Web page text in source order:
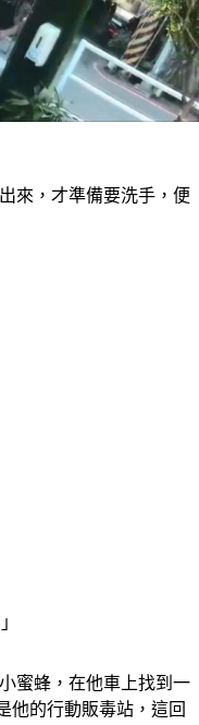
來，才準備要洗手，便
蜜蜂，在他車上找到一
他的行動販毒站，這回